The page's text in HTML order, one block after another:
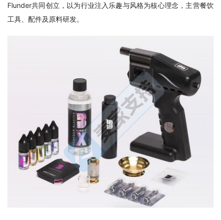
Flunder共同创立，以为行业注入乐趣与风格为核心理念，主营餐饮
工具、配件及原料研发。